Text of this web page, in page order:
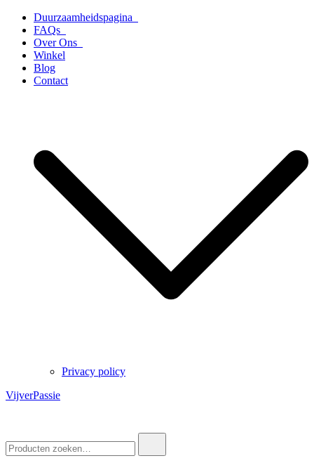
naar
inhoud
Duurzaamheidspagina
FAQs
Over Ons
Winkel
Blog
Contact
Privacy policy
VijverPassie
naar: